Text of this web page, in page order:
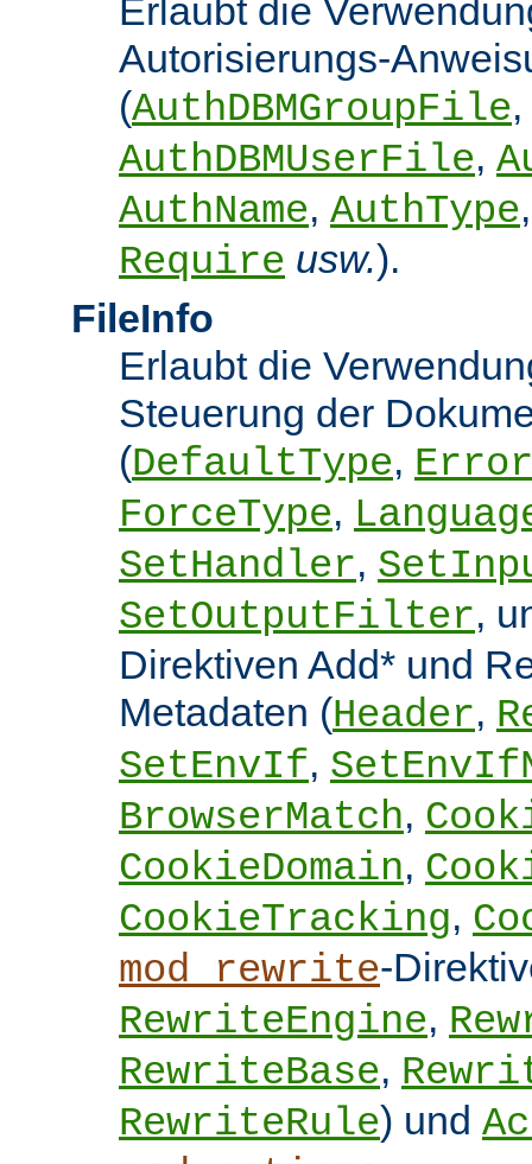
Erlaubt die
Autorisierungs-
(AuthDBMGroupFile,
AuthDBMUserFile,
AuthName, AuthType
Require usw.).
FileInfo
Erlaubt die
Steuerung der
(DefaultType,
ForceType,
SetHandler,
SetOutputFilter,
Direktiven Add* und
Metadaten (Header,
SetEnvIf,
BrowserMatch,
CookieDomain,
CookieTracking,
mod_rewrite-
RewriteEngine,
RewriteBase,
RewriteRule) und